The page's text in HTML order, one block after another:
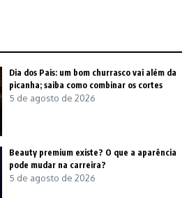
Dia dos Pais: um bom churrasco vai além da
picanha; saiba como combinar os cortes
5 de agosto de 2026
Beauty premium existe? O que a aparência
pode mudar na carreira?
5 de agosto de 2026